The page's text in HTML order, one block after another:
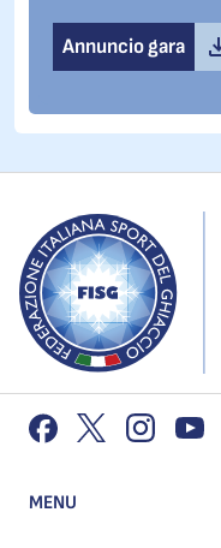
Annuncio gara
MENU